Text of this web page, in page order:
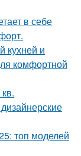
в себе
кухней и
комфортной
топ моделей